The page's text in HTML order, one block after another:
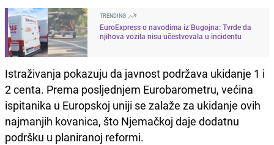
TRENDING
EuroExpress o navodima iz Bugojna: Tvrde da
njihova vozila nisu učestvovala u incidentu
Istraživanja pokazuju da javnost podržava ukidanje 1 i
2 centa. Prema posljednjem Eurobarometru, većina
ispitanika u Europskoj uniji se zalaže za ukidanje ovih
najmanjih kovanica, što Njemačkoj daje dodatnu
podršku u planiranoj reformi.